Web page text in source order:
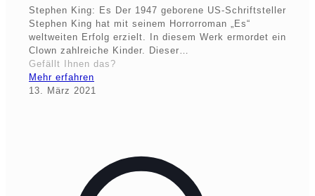
Stephen King: Es Der 1947 geborene US-Schriftsteller
Stephen King hat mit seinem Horrorroman „Es“
weltweiten Erfolg erzielt. In diesem Werk ermordet ein
Clown zahlreiche Kinder. Dieser…
Gefällt Ihnen das?
Mehr erfahren
13. März 2021